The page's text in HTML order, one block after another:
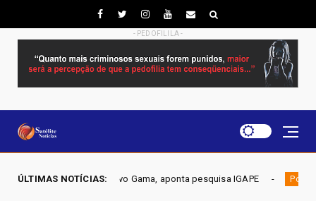
- PEDOFILILA -
ÚLTIMAS NOTÍCIAS:
Novo Gama, aponta pesquisa IGAPE Política ELEIÇÕES DF